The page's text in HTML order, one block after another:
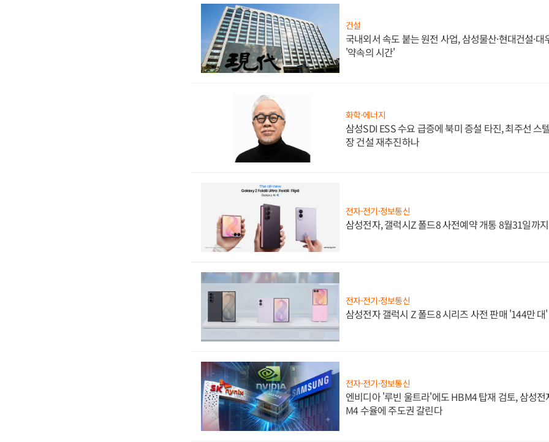
건설
국내외서 속도 붙는 원전 사업, 삼성물산·현대건설·
'약속의 시간'
화학·에너지
삼성SDI ESS 수요 급증에 북미 증설 타진, 최주선 스
장 건설 재추진하나
전자·전기·정보통신
삼성전자, 갤럭시Z 폴드8 사전예약 개통 8월31일까
전자·전기·정보통신
삼성전자 갤럭시 Z 폴드8 시리즈 사전 판매 '144만 대
전자·전기·정보통신
엔비디아 '루빈 울트라'에도 HBM4 탑재 검토, 삼성전
M4 수율에 주도권 갈린다